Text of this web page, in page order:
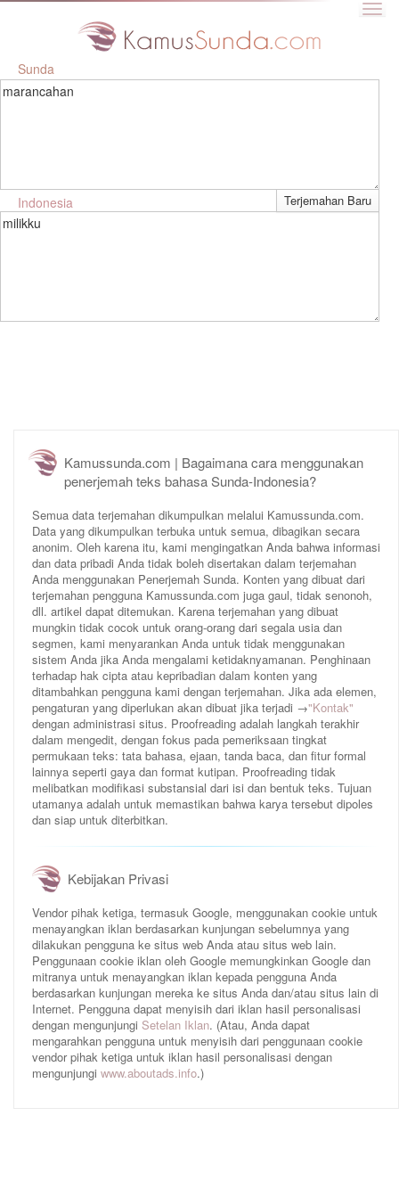
Sunda
marancahan
Indonesia
milikku
Kamussunda.com | Bagaimana cara menggunakan
penerjemah teks bahasa Sunda-Indonesia?
Semua data terjemahan dikumpulkan melalui Kamussunda.com.
Data yang dikumpulkan terbuka untuk semua, dibagikan secara
anonim. Oleh karena itu, kami mengingatkan Anda bahwa informasi
dan data pribadi Anda tidak boleh disertakan dalam terjemahan
Anda menggunakan Penerjemah Sunda. Konten yang dibuat dari
terjemahan pengguna Kamussunda.com juga gaul, tidak senonoh,
dll. artikel dapat ditemukan. Karena terjemahan yang dibuat
mungkin tidak cocok untuk orang-orang dari segala usia dan
segmen, kami menyarankan Anda untuk tidak menggunakan
sistem Anda jika Anda mengalami ketidaknyamanan. Penghinaan
terhadap hak cipta atau kepribadian dalam konten yang
ditambahkan pengguna kami dengan terjemahan. Jika ada elemen,
pengaturan yang diperlukan akan dibuat jika terjadi →"Kontak"
dengan administrasi situs. Proofreading adalah langkah terakhir
dalam mengedit, dengan fokus pada pemeriksaan tingkat
permukaan teks: tata bahasa, ejaan, tanda baca, dan fitur formal
lainnya seperti gaya dan format kutipan. Proofreading tidak
melibatkan modifikasi substansial dari isi dan bentuk teks. Tujuan
utamanya adalah untuk memastikan bahwa karya tersebut dipoles
dan siap untuk diterbitkan.
Kebijakan Privasi
Vendor pihak ketiga, termasuk Google, menggunakan cookie untuk
menayangkan iklan berdasarkan kunjungan sebelumnya yang
dilakukan pengguna ke situs web Anda atau situs web lain.
Penggunaan cookie iklan oleh Google memungkinkan Google dan
mitranya untuk menayangkan iklan kepada pengguna Anda
berdasarkan kunjungan mereka ke situs Anda dan/atau situs lain di
Internet. Pengguna dapat menyisih dari iklan hasil personalisasi
dengan mengunjungi Setelan Iklan. (Atau, Anda dapat
mengarahkan pengguna untuk menyisih dari penggunaan cookie
vendor pihak ketiga untuk iklan hasil personalisasi dengan
mengunjungi www.aboutads.info.)